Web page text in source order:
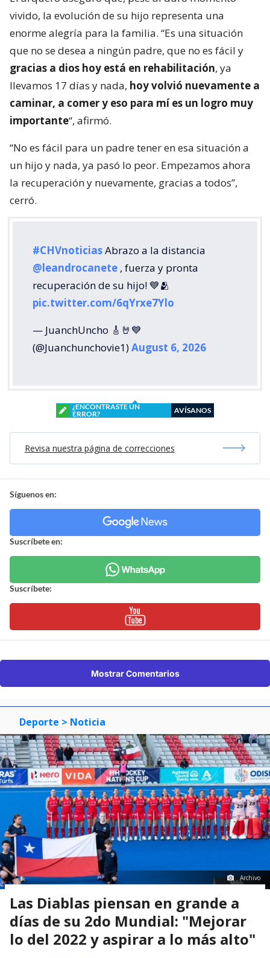
vivido, la evolución de su hijo representa una
enorme alegría para la familia. “Es una situación
que no se desea a ningún padre, que no es fácil y
gracias a dios hoy está en rehabilitación, ya
llevamos 17 días y nada, hoy volvió nuevamente a
caminar, a comer y eso para mí es un logro muy
importante“, afirmó.
“No es fácil para un padre tener en esa situación a
un hijo y nada, ya pasó lo peor. Empezamos ahora
la recuperación y nuevamente, gracias a todos”,
cerró.
#CHVnoticiasAbrazo a la distancia
@leandrocanete , fuerza y pronta
recuperación de su hijo! 💙🫂
pic.twitter.com/6qYrxe7Ylo
— JuanchUncho 🎸🤘💙
(@Juanchunchovie1)August 6, 2026
¿ENCONTRASTE UN
ERROR?
AVÍSANOS
Revisa nuestra página de correcciones
Síguenos en:
Suscríbete en:
Suscríbete:
Mostrar Comentarios
Deporte > Noticia
Archivo
Las Diablas piensan en grande a
días de su 2do Mundial: "Mejorar
lo del 2022 y aspirar a lo más alto"